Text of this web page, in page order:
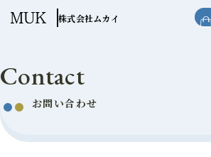
このページの本文へ移動
株式会社ムカイ
Contact
お問い合わせ